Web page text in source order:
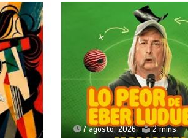
7 agosto, 2026 2 mins